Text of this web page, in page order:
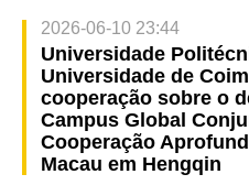
2026-06-10 23:44
Universidade
Universidade de
cooperação sobre o
Campus Global
Cooperação
Macau em Hengqin